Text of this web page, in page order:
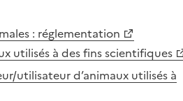
: réglementation
utilisés à des fins scientifiques
utilisateur d’animaux utilisés à